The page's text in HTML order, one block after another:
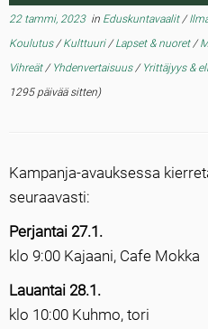
22 tammi, 2023in Eduskuntavaalit/
Koulutus/Kulttuuri/Lapset & nuoret/
Vihreät/ Yhdenvertaisuus/ Yrittäjyys &
1295 päivää sitten)
Kampanja-avauksessa
seuraavasti:
Perjantai 27.1.
klo 9:00 Kajaani, Cafe Mokka
Lauantai 28.1.
klo 10:00 Kuhmo, tori